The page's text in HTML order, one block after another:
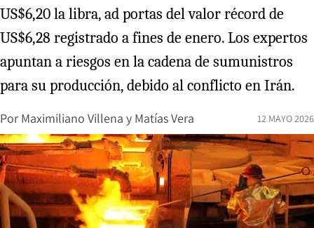
US$6,20 la libra, ad portas del valor récord de
US$6,28 registrado a fines de enero. Los expertos
apuntan a riesgos en la cadena de sumunistros
para su producción, debido al conflicto en Irán.
Por Maximiliano Villena y Matías Vera 12 MAYO 2026